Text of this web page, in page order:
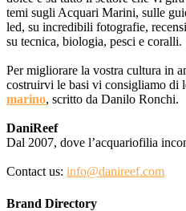
temi sugli Acquari Marini, sulle
led, su incredibili fotografie,
su tecnica, biologia, pesci e coralli.
Per migliorare la vostra cultura in
costruirvi le basi vi consigliamo di
marino, scritto da Danilo Ronchi.
DaniReef
Dal 2007, dove l’acquariofilia
Contact us: info@danireef.com
Brand Directory